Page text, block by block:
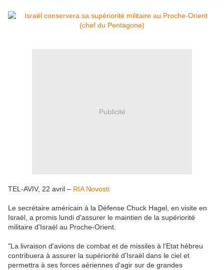
Publicité
TEL-AVIV, 22 avril – RIA Novosti
Le secrétaire américain à la Défense Chuck Hagel, en visite en
Israël, a promis lundi d'assurer le maintien de la supériorité
militaire d'Israël au Proche-Orient.
"La livraison d'avions de combat et de missiles à l'Etat hébreu
contribuera à assurer la supériorité d'Israël dans le ciel et
permettra à ses forces aériennes d'agir sur de grandes